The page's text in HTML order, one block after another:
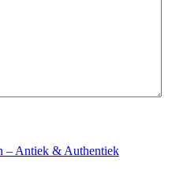
– Antiek & Authentiek